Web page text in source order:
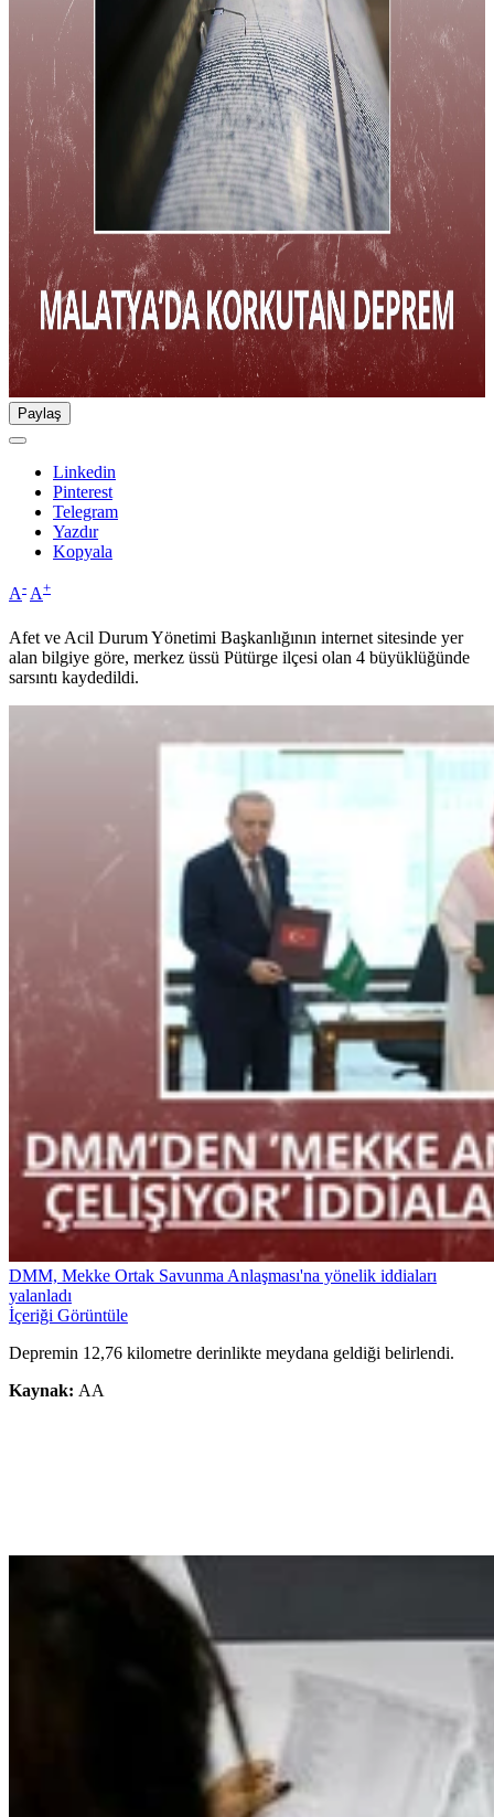
Paylaş
Linkedin
Pinterest
Telegram
Yazdır
Kopyala
A- A+
Afet ve Acil Durum Yönetimi Başkanlığının internet sitesinde yer
alan bilgiye göre, merkez üssü Pütürge ilçesi olan 4 büyüklüğünde
sarsıntı kaydedildi.
DMM, Mekke Ortak Savunma Anlaşması'na yönelik iddiaları
yalanladı
İçeriği Görüntüle
Depremin 12,76 kilometre derinlikte meydana geldiği belirlendi.
Kaynak: AA